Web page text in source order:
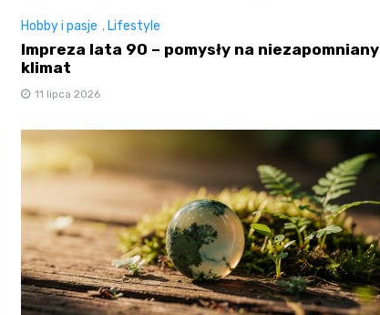
Hobby i pasje , Lifestyle
Impreza lata 90 – pomysły na niezapomniany
klimat
11 lipca 2026